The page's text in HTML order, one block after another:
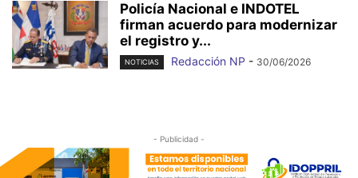
Policía Nacional e INDOTEL
firman acuerdo para modernizar
el registro y...
NOTICIAS Redacción NP - 30/06/2026
- Publicidad -